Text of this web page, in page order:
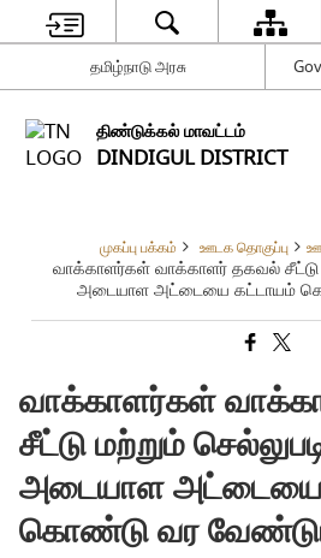
தமிழ்நாடு அரசு
திண்டுக்கல் மாவட்டம்
DINDIGUL DISTRICT
முகப்பு பக்கம் ஊடக தொகுப்பு
வாக்காளர்கள் வாக்காளர் தகவல் சீட்டு
அடையாள அட்டையை கட்டாயம்
வாக்காளர்கள்
சீட்டு மற்றும்
அடையாள அட்டையை
கொண்டு வர